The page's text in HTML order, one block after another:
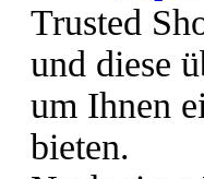
Trusted
und diese
um Ihnen
bieten.